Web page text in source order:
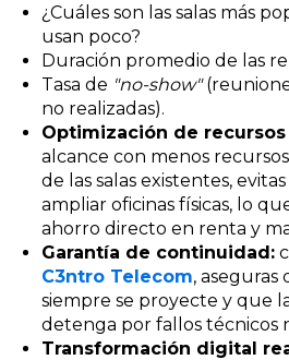
¿Cuáles son las salas más
usan poco?
Duración promedio de las
Tasa de "no-show"
no realizadas).
Optimización de recursos
alcance con menos
de las salas existentes,
ampliar oficinas físicas, lo
ahorro directo en renta y
Garantía de continuidad:
C3ntro Telecom,aseguras
siempre se proyecte y que
detenga por fallos técnicos
Transformación digital